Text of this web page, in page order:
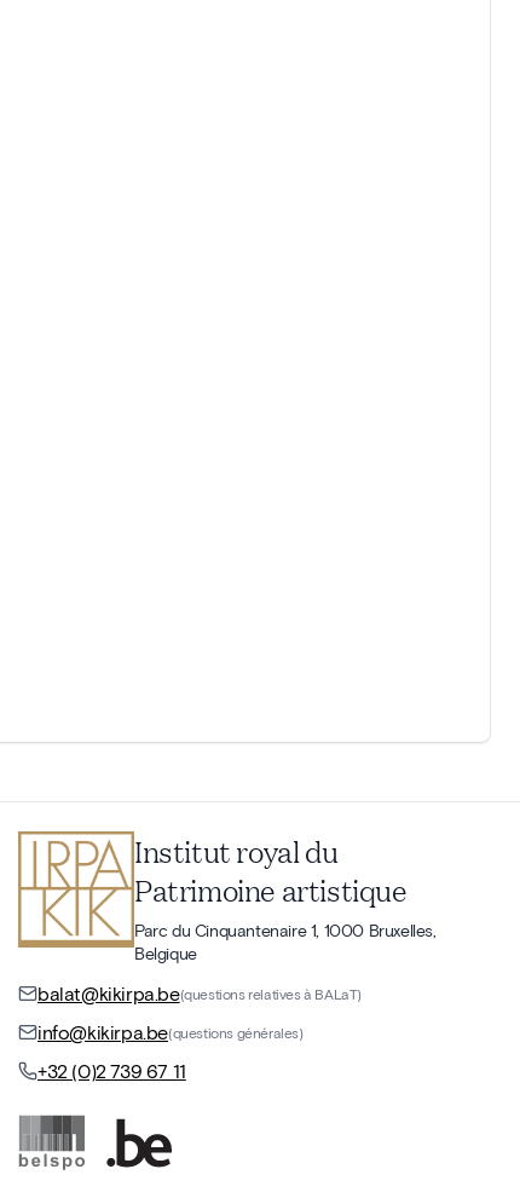
Institut royal du
Patrimoine artistique
Parc du Cinquantenaire 1, 1000 Bruxelles,
Belgique
balat@kikirpa.be(questions relatives à BALaT)
info@kikirpa.be(questions générales)
+32 (0)2 739 67 11